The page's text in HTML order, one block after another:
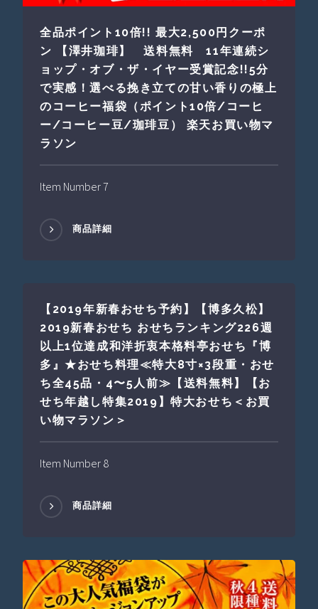
全品ポイント10倍!! 最大2,500円クーポ
ン 【澤井珈琲】 送料無料 11年連続シ
ョップ・オブ・ザ・イヤー受賞記念!!5分
で実感！選べる挽き立ての甘い香りの極上
のコーヒー福袋（ポイント10倍/コーヒ
ー/コーヒー豆/珈琲豆） 楽天お買い物マ
ラソン
Item Number 7
商品詳細
【2019年新春おせち予約】【博多久松】
2019新春おせち おせちランキング226週
以上1位達成和洋折衷本格料亭おせち『博
多』★おせち料理≪特大8寸×3段重・おせ
ち全45品・4〜5人前≫【送料無料】【お
せち年越し特集2019】特大おせち＜お買
い物マラソン＞
Item Number 8
商品詳細